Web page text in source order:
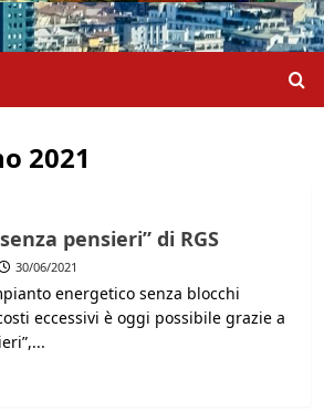
2021
pensieri” di RGS
30/06/2021
energetico senza blocchi
eccessivi è oggi possibile grazie a